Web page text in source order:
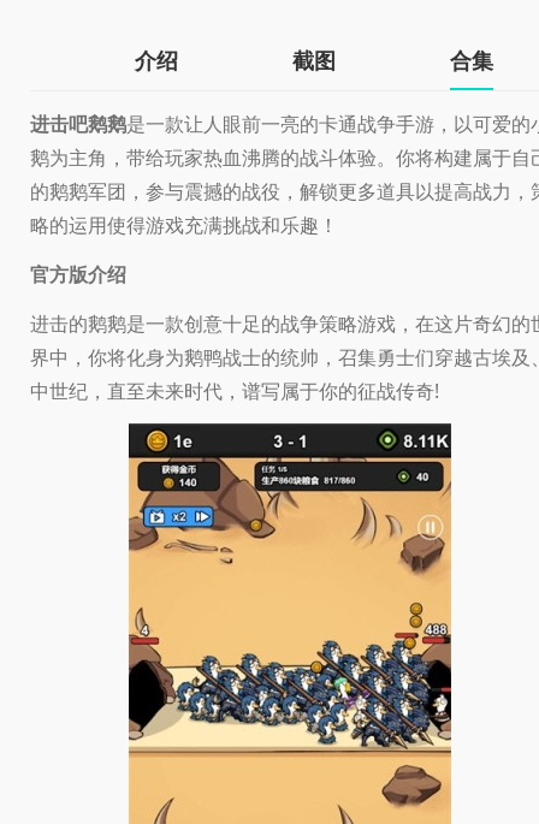
介绍 截图 合集
进击吧鹅鹅是一款让人眼前一亮的卡通战争手游，以可爱的
鹅为主角，带给玩家热血沸腾的战斗体验。你将构建属于自
的鹅鹅军团，参与震撼的战役，解锁更多道具以提高战力，
略的运用使得游戏充满挑战和乐趣！
官方版介绍
进击的鹅鹅是一款创意十足的战争策略游戏，在这片奇幻的
界中，你将化身为鹅鸭战士的统帅，召集勇士们穿越古埃及
中世纪，直至未来时代，谱写属于你的征战传奇!